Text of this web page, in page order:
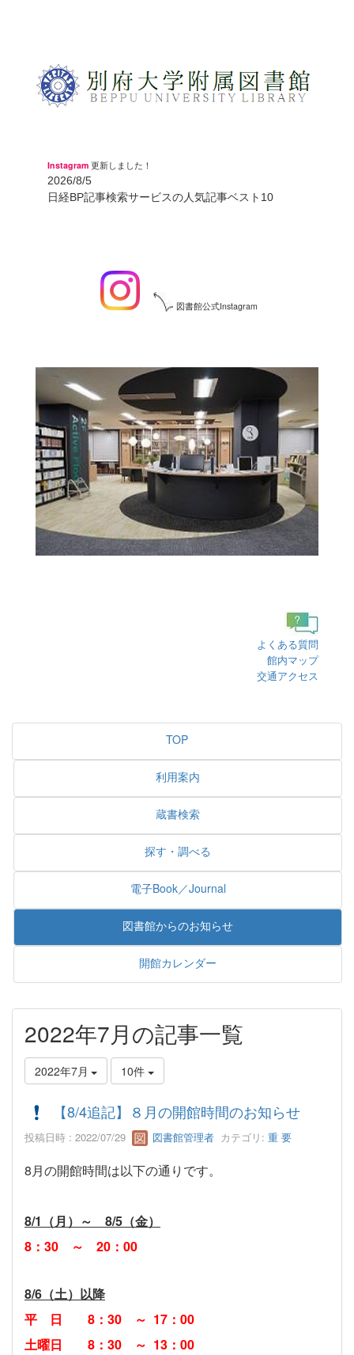
Instagram 更新しました！
2026/8/5
日経BP記事検索サービスの人気記事ベスト10
図書館公式Instagram
よくある質問
館内マップ
交通アクセス
TOP
利用案内
蔵書検索
探す・調べる
電子Book／Journal
図書館からのお知らせ
開館カレンダー
2022年7月の記事一覧
2022年7月 10件
【8/4追記】８月の開館時間のお知らせ
投稿日時 : 2022/07/29 図書館管理者 カテゴリ: 重 要
8月の開館時間は以下の通りです。
8/1（月）～ 8/5（金）
8 ： 30 ～ 20 ： 00
8/6（土）以降
平 日 8 ： 30 ～ 17 ： 00
土曜日 8 ： 30 ～ 13 ： 00